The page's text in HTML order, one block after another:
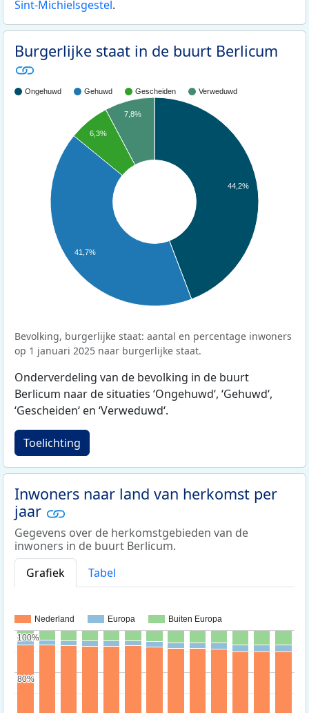
Sint-Michielsgestel.
Burgerlijke staat in de buurt Berlicum
Ongehuwd Gehuwd Gescheiden Verweduwd
44,2%
7,8%
6,3%
41,7%
Bevolking, burgerlijke staat: aantal en percentage inwoners
op 1 januari 2025 naar burgerlijke staat.
Onderverdeling van de bevolking in de buurt
Berlicum naar de situaties ‘Ongehuwd‘, ‘Gehuwd‘,
‘Gescheiden‘ en ‘Verweduwd‘.
Toelichting
Inwoners naar land van herkomst per
jaar
Gegevens over de herkomstgebieden van de
inwoners in de buurt Berlicum.
Grafiek
Tabel
Nederland Europa Buiten Europa
80%
80%
100%
100%